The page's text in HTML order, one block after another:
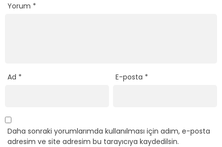
Yorum *
Ad * E-posta *
Daha sonraki yorumlarımda kullanılması için adım, e-posta
adresim ve site adresim bu tarayıcıya kaydedilsin.